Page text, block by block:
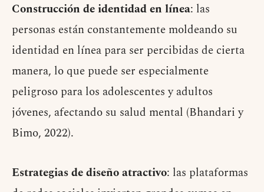
Construcción de identidad en línea: las
personas están constantemente moldeando su
identidad en línea para ser percibidas de cierta
manera, lo que puede ser especialmente
peligroso para los adolescentes y adultos
jóvenes, afectando su salud mental (Bhandari y
Bimo, 2022).
Estrategias de diseño atractivo: las plataformas